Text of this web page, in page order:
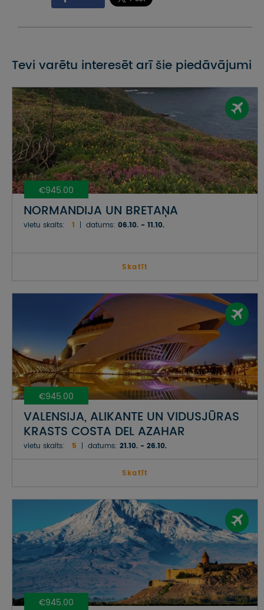
Tevi varētu interesēt arī šie piedāvājumi
€945.00
NORMANDIJA UN BRETAŅA
vietu skaits: 1 datums: 06.10. - 11.10.
Skatīt
€945.00
VALENSIJA, ALIKANTE UN VIDUSJŪRAS
KRASTS COSTA DEL AZAHAR
vietu skaits: 5 datums: 21.10. - 26.10.
Skatīt
€945.00